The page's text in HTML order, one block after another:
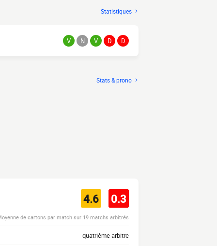
Statistiques
V N V D D
Stats & prono
4.6 0.3
de cartons par match sur 19 matchs arbitrés
quatrième arbitre